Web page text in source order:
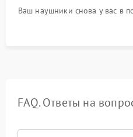
Ваш наушники снова у вас в
FAQ. Ответы на